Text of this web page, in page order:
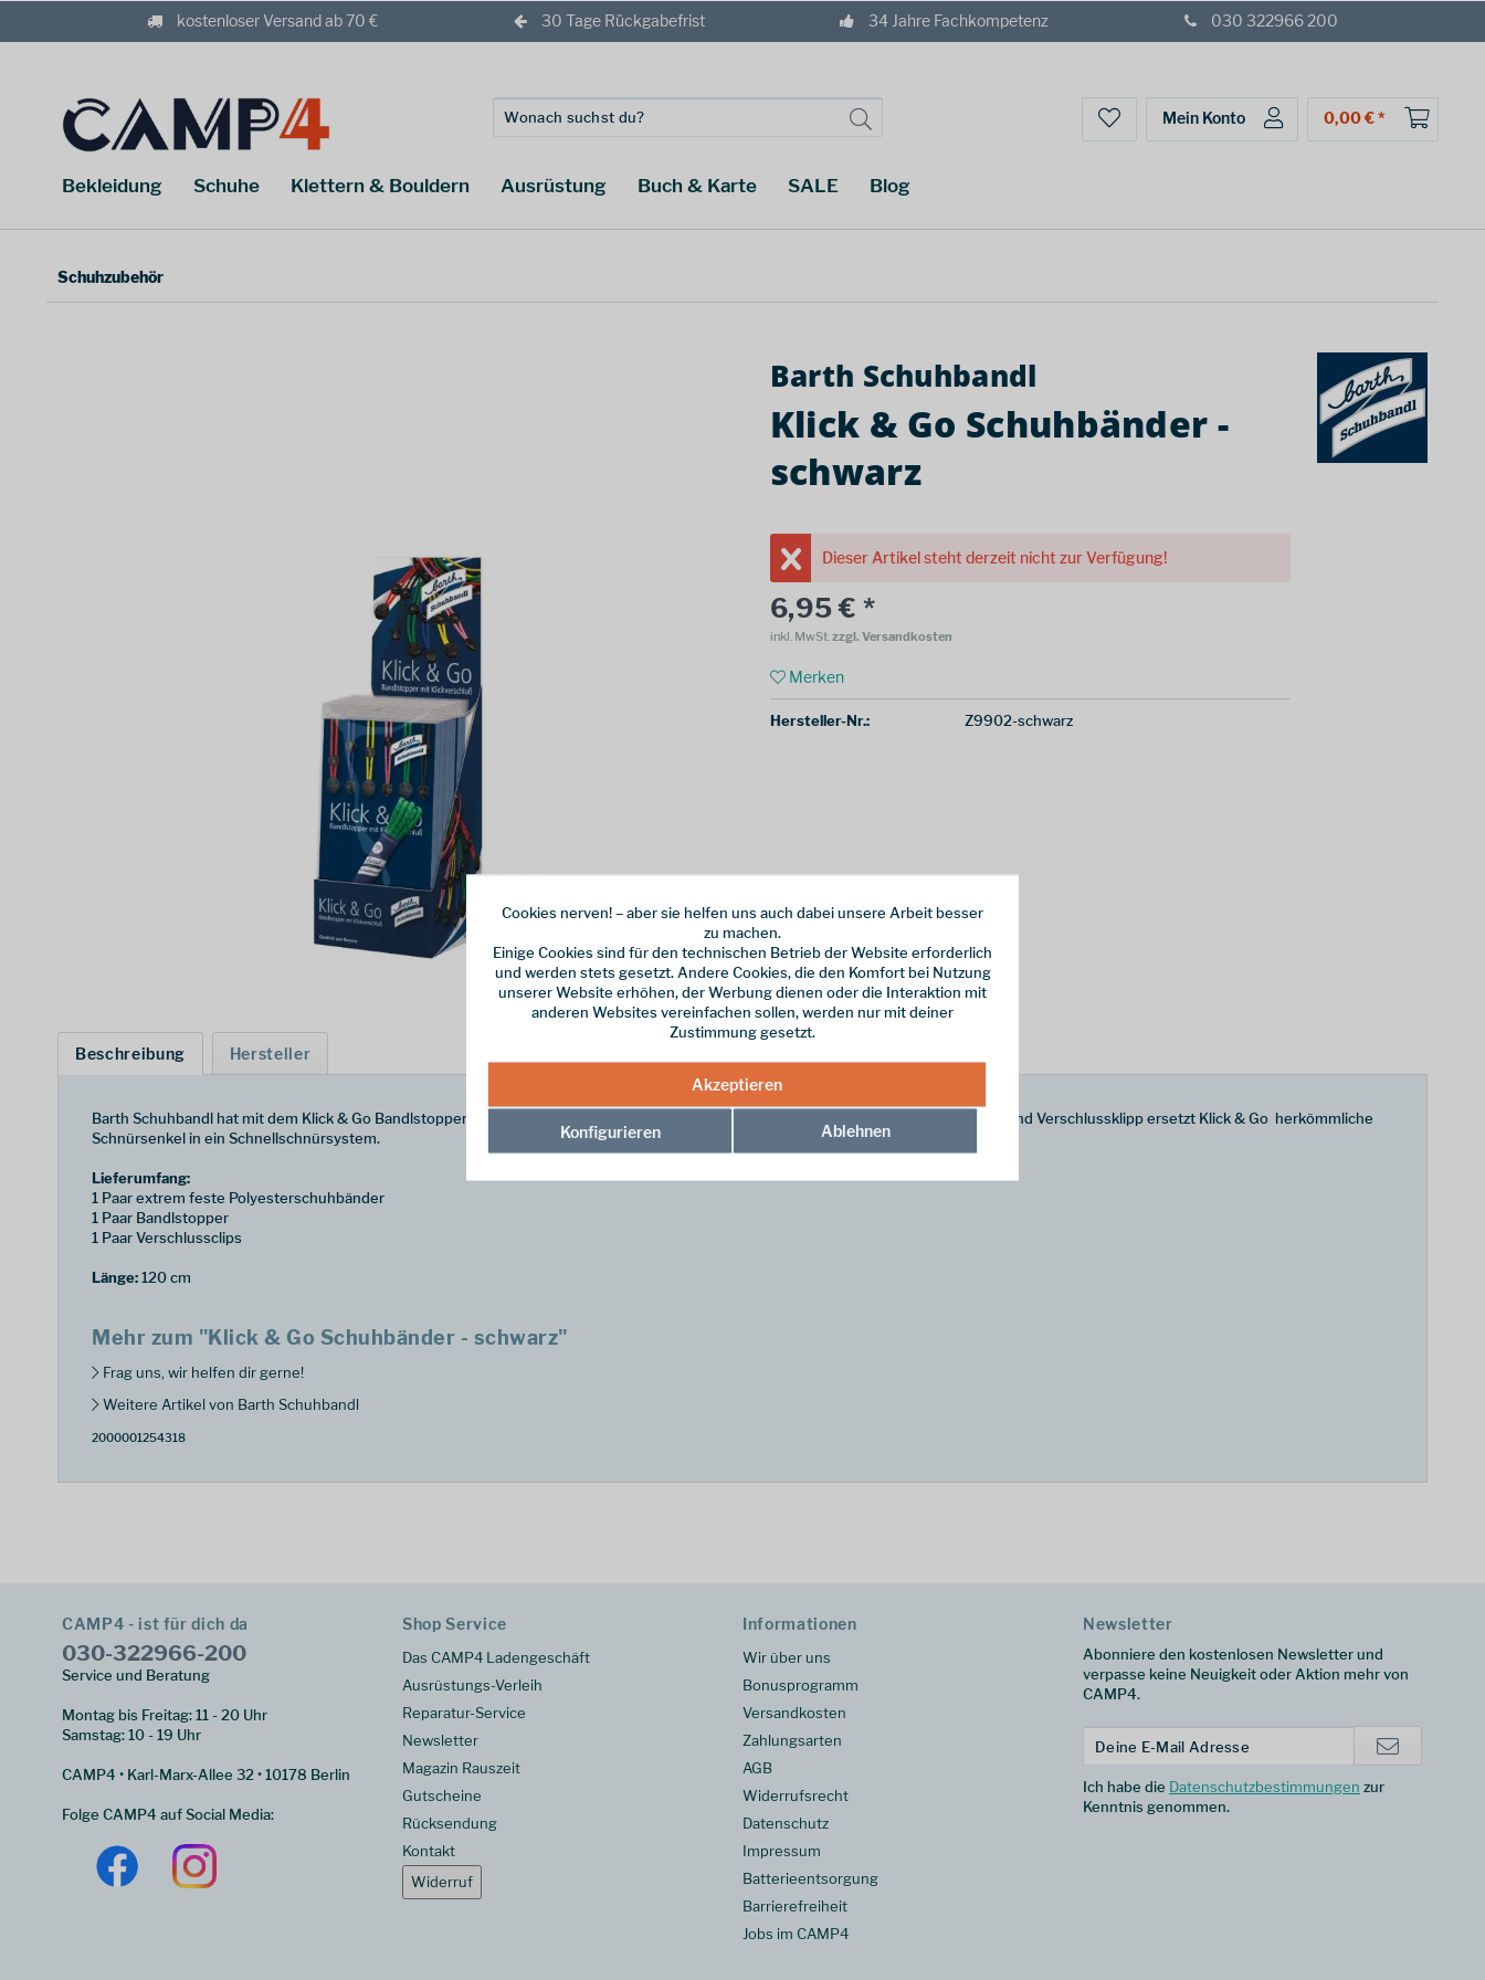
kostenloser Versand ab 70 € 30 Tage Rückgabefrist 34 Jahre Fachkompetenz 030 322966 200
Mein Konto 0,00 € *
Bekleidung Schuhe Klettern & Bouldern Ausrüstung Buch & Karte SALE Blog
Schuhzubehör
Barth Schuhbandl
Klick & Go Schuhbänder -
schwarz
Dieser Artikel steht derzeit nicht zur Verfügung!
6,95 € *
inkl. MwSt.zzgl. Versandkosten
Merken
Hersteller-Nr.: Z9902-schwarz
Beschreibung Hersteller
Barth Schuhbandl hat mit dem Klick & Go Bandlstopper eine Möglichkeit für dich, deine Schuhe schnell zu schnüren. Mit Bandlstopper und Verschlussklipp ersetzt Klick & Go herkömmliche
Schnürsenkel in ein Schnellschnürsystem.
Lieferumfang:
1 Paar extrem feste Polyesterschuhbänder
1 Paar Bandlstopper
1 Paar Verschlussclips
Länge:120 cm
Mehr zum "Klick & Go Schuhbänder - schwarz"
Frag uns, wir helfen dir gerne!
Weitere Artikel von Barth Schuhbandl
2000001254318
CAMP4 - ist für dich da
030-322966-200
Service und Beratung
Montag bis Freitag: 11 - 20 Uhr
Samstag: 10 - 19 Uhr
CAMP4 • Karl-Marx-Allee 32 • 10178 Berlin
Folge CAMP4 auf Social Media:
Shop Service
Das CAMP4 Ladengeschäft
Ausrüstungs-Verleih
Reparatur-Service
Newsletter
Magazin Rauszeit
Gutscheine
Rücksendung
Kontakt
Widerruf
Informationen
Wir über uns
Bonusprogramm
Versandkosten
Zahlungsarten
AGB
Widerrufsrecht
Datenschutz
Impressum
Batterieentsorgung
Barrierefreiheit
Jobs im CAMP4
Newsletter
Abonniere den kostenlosen Newsletter und
verpasse keine Neuigkeit oder Aktion mehr von
CAMP4.
Ich habe die Datenschutzbestimmungen zur
Kenntnis genommen.
Cookies nerven! – aber sie helfen uns auch dabei unsere Arbeit besser
zu machen.
Einige Cookies sind für den technischen Betrieb der Website erforderlich
und werden stets gesetzt. Andere Cookies, die den Komfort bei Nutzung
unserer Website erhöhen, der Werbung dienen oder die Interaktion mit
anderen Websites vereinfachen sollen, werden nur mit deiner
Zustimmung gesetzt.
Akzeptieren
Konfigurieren Ablehnen